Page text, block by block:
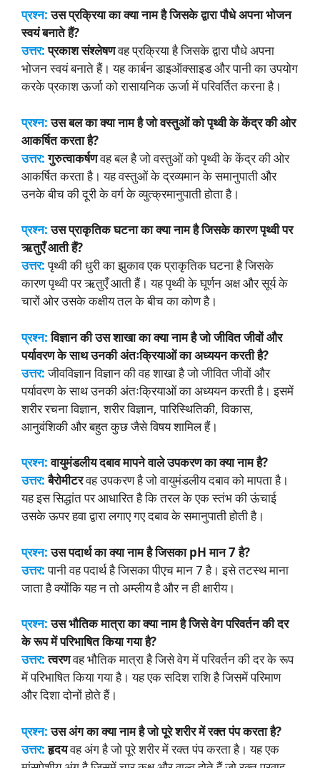
प्रश्न:उस प्रक्रिया का क्या नाम है जिसके द्वारा पौधे अपना भोजन
स्वयं बनाते हैं?
उत्तर: प्रकाश संश्लेषणवह प्रक्रिया है जिसके द्वारा पौधे अपना
भोजन स्वयं बनाते हैं। यह कार्बन डाइऑक्साइड और पानी का उपयोग
करके प्रकाश ऊर्जा को रासायनिक ऊर्जा में परिवर्तित करना है।
प्रश्न:उस बल का क्या नाम है जो वस्तुओं को पृथ्वी के केंद्र की ओर
आकर्षित करता है?
उत्तर: गुरुत्वाकर्षणवह बल है जो वस्तुओं को पृथ्वी के केंद्र की ओर
आकर्षित करता है। यह वस्तुओं के द्रव्यमान के समानुपाती और
उनके बीच की दूरी के वर्ग के व्युत्क्रमानुपाती होता है।
प्रश्न:उस प्राकृतिक घटना का क्या नाम है जिसके कारण पृथ्वी पर
ऋतुएँ आती हैं?
उत्तर:पृथ्वी की धुरी का झुकाव एक प्राकृतिक घटना है जिसके
कारण पृथ्वी पर ऋतुएँ आती हैं। यह पृथ्वी के घूर्णन अक्ष और सूर्य के
चारों ओर उसके कक्षीय तल के बीच का कोण है।
प्रश्न:विज्ञान की उस शाखा का क्या नाम है जो जीवित जीवों और
पर्यावरण के साथ उनकी अंतःक्रियाओं का अध्ययन करती है?
उत्तर:जीवविज्ञान विज्ञान की वह शाखा है जो जीवित जीवों और
पर्यावरण के साथ उनकी अंतःक्रियाओं का अध्ययन करती है। इसमें
शरीर रचना विज्ञान, शरीर विज्ञान, पारिस्थितिकी, विकास,
आनुवंशिकी और बहुत कुछ जैसे विषय शामिल हैं।
प्रश्न:वायुमंडलीय दबाव मापने वाले उपकरण का क्या नाम है?
उत्तर: बैरोमीटरवह उपकरण है जो वायुमंडलीय दबाव को मापता है।
यह इस सिद्धांत पर आधारित है कि तरल के एक स्तंभ की ऊंचाई
उसके ऊपर हवा द्वारा लगाए गए दबाव के समानुपाती होती है।
प्रश्न:उस पदार्थ का क्या नाम है जिसका pH मान 7 है?
उत्तर:पानी वह पदार्थ है जिसका पीएच मान 7 है। इसे तटस्थ माना
जाता है क्योंकि यह न तो अम्लीय है और न ही क्षारीय।
प्रश्न:उस भौतिक मात्रा का क्या नाम है जिसे वेग परिवर्तन की दर
के रूप में परिभाषित किया गया है?
उत्तर: त्वरणवह भौतिक मात्रा है जिसे वेग में परिवर्तन की दर के रूप
में परिभाषित किया गया है। यह एक सदिश राशि है जिसमें परिमाण
और दिशा दोनों होते हैं।
प्रश्न:उस अंग का क्या नाम है जो पूरे शरीर में रक्त पंप करता है?
उत्तर: हृदयवह अंग है जो पूरे शरीर में रक्त पंप करता है। यह एक